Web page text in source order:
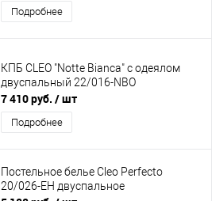
Подробнее
КПБ CLEO "Notte Bianca" с одеялом
двуспальный 22/016-NBO
7 410 руб. / шт
Подробнее
Постельное белье Cleo Perfecto
20/026-EH двуспальное